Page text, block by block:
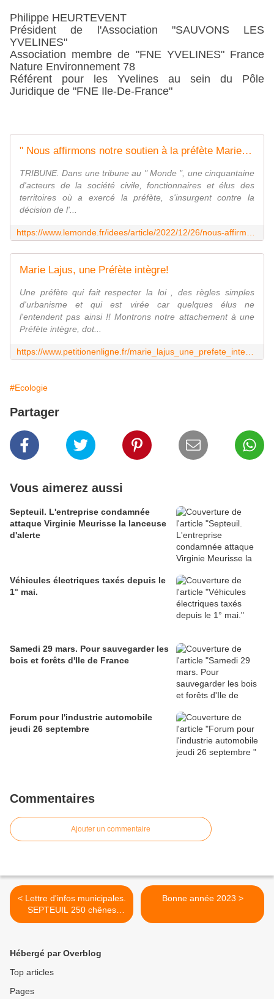
Philippe HEURTEVENT
Président de l'Association "SAUVONS LES
YVELINES"
Association membre de "FNE YVELINES" France
Nature Environnement 78
Référent pour les Yvelines au sein du Pôle
Juridique de "FNE Ile-De-France"
" Nous affirmons notre soutien à la préfète Marie Lajus et, à travers elle, à celles et ceux qui œuvrent au respect de la loi "
TRIBUNE. Dans une tribune au " Monde ", une cinquantaine
d'acteurs de la société civile, fonctionnaires et élus des
territoires où a exercé la préfète, s'insurgent contre la
décision de l'...
Marie Lajus, une Préfète intègre!
Une préfète qui fait respecter la loi , des règles simples
d'urbanisme et qui est virée car quelques élus ne
l'entendent pas ainsi !! Montrons notre attachement à une
Préfète intègre, dot...
#Ecologie
Partager
Vous aimerez aussi
Septeuil. L'entreprise condamnée
attaque Virginie Meurisse la lanceuse
d'alerte
Véhicules électriques taxés depuis le
1° mai.
Samedi 29 mars. Pour sauvegarder les
bois et forêts d'Ile de France
Forum pour l'industrie automobile
jeudi 26 septembre
Commentaires
Ajouter un commentaire
< Lettre d'infos municipales.
SEPTEUIL 250 chênes
abattus
Bonne année 2023 >
Hébergé par Overblog
Top articles
Pages